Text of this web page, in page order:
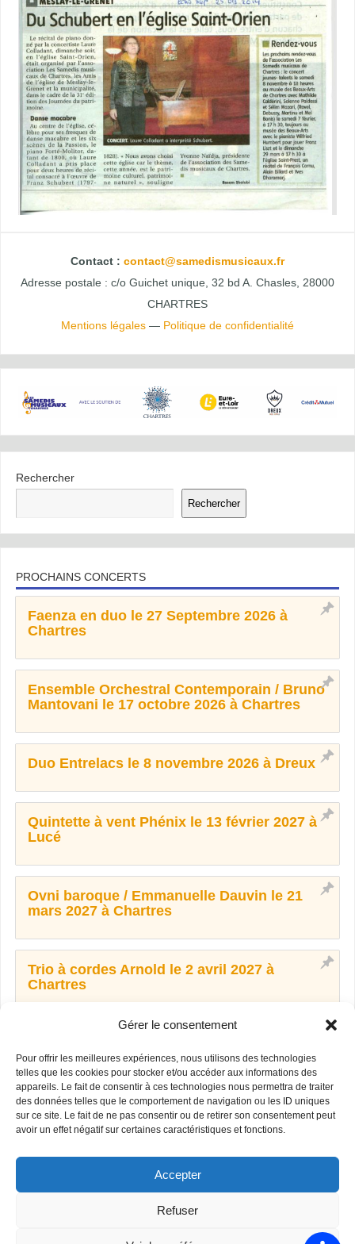
Gérer le consentement
Pour offrir les meilleures expériences, nous utilisons des technologies
telles que les cookies pour stocker et/ou accéder aux informations des
appareils. Le fait de consentir à ces technologies nous permettra de traiter
des données telles que le comportement de navigation ou les ID uniques
sur ce site. Le fait de ne pas consentir ou de retirer son consentement peut
avoir un effet négatif sur certaines caractéristiques et fonctions.
Accepter
Refuser
Contact : contact@samedismusicaux.fr
Adresse postale : c/o Guichet unique, 32 bd A. Chasles, 28000
CHARTRES
Mentions légales — Politique de confidentialité
Rechercher
Rechercher
PROCHAINS CONCERTS
Faenza en duo le 27 Septembre 2026 à
Chartres
Ensemble Orchestral Contemporain / Bruno
Mantovani le 17 octobre 2026 à Chartres
Duo Entrelacs le 8 novembre 2026 à Dreux
Quintette à vent Phénix le 13 février 2027 à
Lucé
Ovni baroque / Emmanuelle Dauvin le 21
mars 2027 à Chartres
Trio à cordes Arnold le 2 avril 2027 à
Chartres
2027 à Dreux
Ensemble Ô octuor vocal le 13 juin 2027 à
Chartres